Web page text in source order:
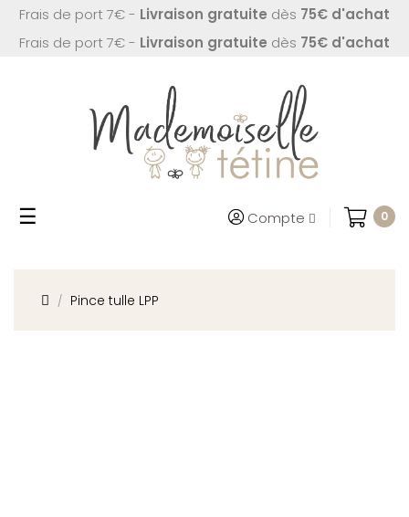
Frais de port 7€ - Livraison gratuite dès 75€ d'achat
Frais de port 7€ - Livraison gratuite dès 75€ d'achat
Basculer
☰ Compte 0
Pince tulle LPP